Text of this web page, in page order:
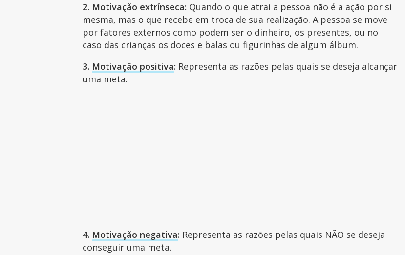
2. Motivação extrínseca: Quando o que atrai a pessoa não é a ação por si
mesma, mas o que recebe em troca de sua realização. A pessoa se move
por fatores externos como podem ser o dinheiro, os presentes, ou no
caso das crianças os doces e balas ou figurinhas de algum álbum.
3. Motivação positiva: Representa as razões pelas quais se deseja alcançar
uma meta.
4. Motivação negativa: Representa as razões pelas quais NÃO se deseja
conseguir uma meta.